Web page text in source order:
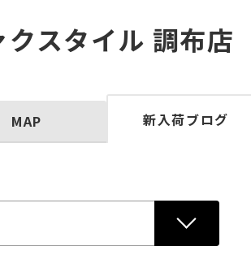
クスタイル 調布店
MAP 新入荷ブログ